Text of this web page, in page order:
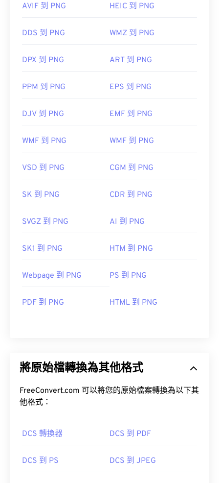
AVIF 到 PNG HEIC 到 PNG
DDS 到 PNG WMZ 到 PNG
DPX 到 PNG ART 到 PNG
PPM 到 PNG EPS 到 PNG
DJV 到 PNG EMF 到 PNG
WMF 到 PNG WMF 到 PNG
VSD 到 PNG CGM 到 PNG
SK 到 PNG CDR 到 PNG
SVGZ 到 PNG AI 到 PNG
SK1 到 PNG HTM 到 PNG
Webpage 到 PNG PS 到 PNG
PDF 到 PNG HTML 到 PNG
將原始檔轉換為其他格式
FreeConvert.com 可以將您的原始檔案轉換為以下其
他格式：
DCS 轉換器 DCS 到 PDF
DCS 到 PS DCS 到 JPEG